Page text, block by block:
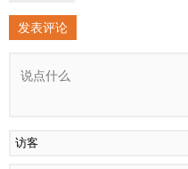
发表评论